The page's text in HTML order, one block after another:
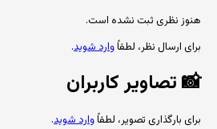
هنوز نظری ثبت نشده است.
برای ارسال نظر، لطفاًوارد شوید.
📸تصاویر کاربران
برای بارگذاری تصویر، لطفاًوارد شوید.